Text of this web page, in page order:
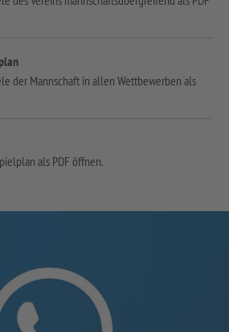
der Mannschaft in allen Wettbewerben als
als PDF öffnen.